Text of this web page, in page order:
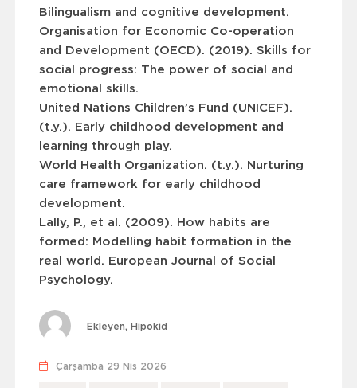
Bilingualism and cognitive development.
Organisation for Economic Co-operation
and Development (OECD). (2019). Skills for
social progress: The power of social and
emotional skills.
United Nations Children’s Fund (UNICEF).
(t.y.). Early childhood development and
learning through play.
World Health Organization. (t.y.). Nurturing
care framework for early childhood
development.
Lally, P., et al. (2009). How habits are
formed: Modelling habit formation in the
real world . European Journal of Social
Psychology.
Ekleyen, Hipokid
Çarşamba 29 Nis 2026